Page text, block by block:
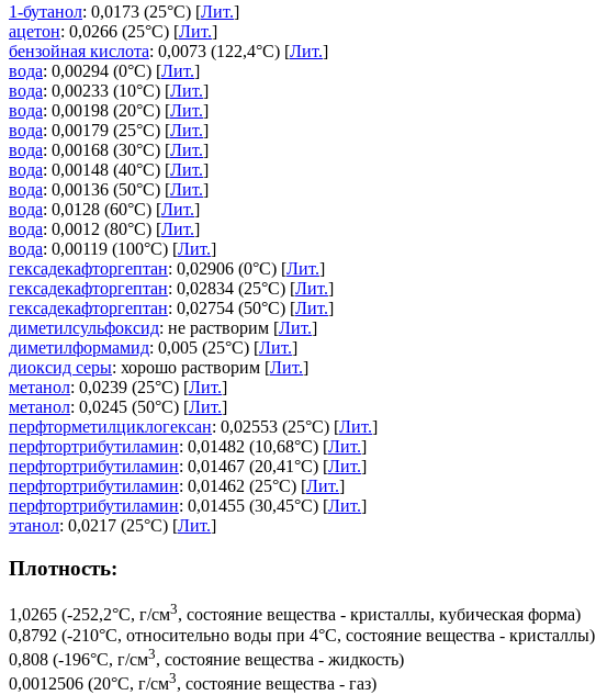
1-бутанол: 0,0173 (25°C) [Лит.]
ацетон: 0,0266 (25°C) [Лит.]
бензойная кислота: 0,0073 (122,4°C) [Лит.]
вода: 0,00294 (0°C) [Лит.]
вода: 0,00233 (10°C) [Лит.]
вода: 0,00198 (20°C) [Лит.]
вода: 0,00179 (25°C) [Лит.]
вода: 0,00168 (30°C) [Лит.]
вода: 0,00148 (40°C) [Лит.]
вода: 0,00136 (50°C) [Лит.]
вода: 0,0128 (60°C) [Лит.]
вода: 0,0012 (80°C) [Лит.]
вода: 0,00119 (100°C) [Лит.]
гексадекафторгептан: 0,02906 (0°C) [Лит.]
гексадекафторгептан: 0,02834 (25°C) [Лит.]
гексадекафторгептан: 0,02754 (50°C) [Лит.]
диметилсульфоксид: не растворим [Лит.]
диметилформамид: 0,005 (25°C) [Лит.]
диоксид серы: хорошо растворим [Лит.]
метанол: 0,0239 (25°C) [Лит.]
метанол: 0,0245 (50°C) [Лит.]
перфторметилциклогексан: 0,02553 (25°C) [Лит.]
перфтортрибутиламин: 0,01482 (10,68°C) [Лит.]
перфтортрибутиламин: 0,01467 (20,41°C) [Лит.]
перфтортрибутиламин: 0,01462 (25°C) [Лит.]
перфтортрибутиламин: 0,01455 (30,45°C) [Лит.]
этанол: 0,0217 (25°C) [Лит.]
Плотность:
1,0265 (-252,2°C, г/см3, состояние вещества - кристаллы, кубическая форма)
0,8792 (-210°C, относительно воды при 4°C, состояние вещества - кристаллы)
0,808 (-196°C, г/см3, состояние вещества - жидкость)
0,0012506 (20°C, г/см3, состояние вещества - газ)